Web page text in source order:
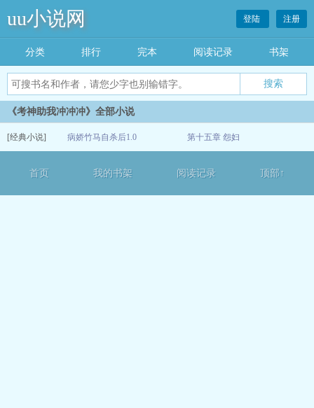
uu小说网 登陆 注册
分类 排行 完本 阅读记录 书架
《考神助我冲冲冲》全部小说
[经典小说] 病娇竹马自杀后1.0 第十五章 怨妇
首页 我的书架 阅读记录 顶部↑